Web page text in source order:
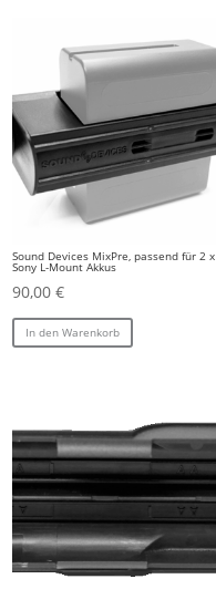
Sound Devices MixPre, passend für 2 x
Sony L-Mount Akkus
90,00€
In den Warenkorb